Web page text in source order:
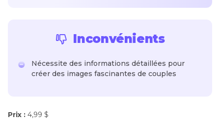
Inconvénients
Nécessite des informations détaillées pour
créer des images fascinantes de couples
Prix : 4,99 $